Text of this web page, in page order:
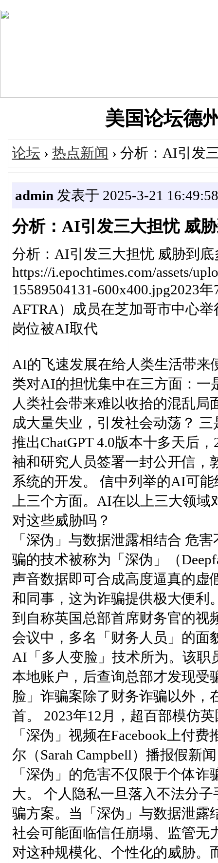
美国论坛德
论坛 › 热点新闻 › 分析：AI引发
admin 发表于 2025-3-21 16:49:58
分析：AI引发三大担忧 威
分析：AI引发三大担忧 威胁到底
https://i.epochtimes.com/assets/
15589504131-600x400.jpg2023
AFTRA）成员在芝加哥市中心
岗位被AI取代
AI的飞速发展在给人类生活带来
类对AI的担忧集中在三方面：一
人类社会带来难以收拾的混乱
成大量失业，引发社会动荡？
推出ChatGPT 4.0版本十多天后
袖和研究人员签署一封公开信，
系统的开发。 信中列举的AI可
上三个方面。AI在以上三大领
对这些威胁吗？
「深伪」与数据泄露相结合 危
骗的技术被称为「深伪」（
声音数据即可合成高度逼真的虚
和同事，这为诈骗提供极大便利
到自称英国总部首席财务官的视
会议中，多名「财务人员」的面
AI「多人变脸」技术所为。该职
本地账户，后查询总部才发现受
脸」诈骗案除了财务诈骗以外，
首。 2023年12月，超百部模仿
「深伪」视频在Facebook上付
尔（Sarah Campbell）播报假新
「深伪」的危害不仅限于个体
大。 个人隐私一旦落入不法分
骗方案。当「深伪」与数据泄露
社会可能面临信任崩塌、监管无
对这种规模化、个性化的威胁。